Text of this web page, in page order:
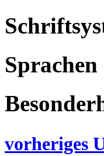
Sprachen
vorheriges